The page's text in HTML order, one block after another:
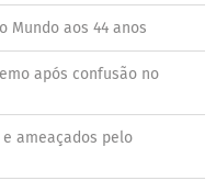
Mundo aos 44 anos
após confusão no
ameaçados pelo